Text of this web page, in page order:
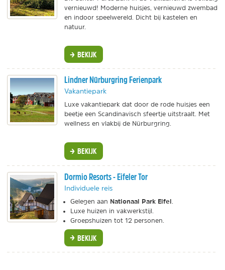
vernieuwd! Moderne huisjes, vernieuwd zwembad
en indoor speelwereld. Dicht bij kastelen en
natuur.
BEKIJK
Lindner Nürburgring Ferienpark
Vakantiepark
Luxe vakantiepark dat door de rode huisjes een
beetje een Scandinavisch sfeertje uitstraalt. Met
wellness en vlakbij de Nürburgring.
BEKIJK
Dormio Resorts - Eifeler Tor
Individuele reis
Gelegen aan Nationaal Park Eifel
Luxe huizen in vakwerkstijl.
Groepshuizen tot 12 personen.
BEKIJK